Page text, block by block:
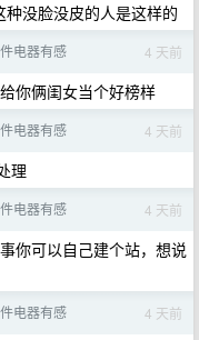
没脸没皮的人是这样的
电器有感 4 天前
你俩闺女当个好榜样
电器有感 4 天前
理
电器有感 4 天前
你可以自己建个站，想说
电器有感 4 天前